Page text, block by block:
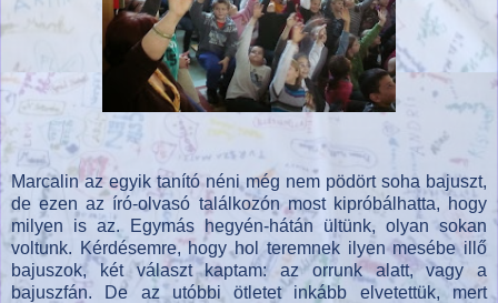
Marcalin az egyik tanító néni még nem pödört soha bajuszt,
de ezen az író-olvasó találkozón most kipróbálhatta, hogy
milyen is az. Egymás hegyén-hátán ültünk, olyan sokan
voltunk. Kérdésemre, hogy hol teremnek ilyen mesébe illő
bajuszok, két választ kaptam: az orrunk alatt, vagy a
bajuszfán. De az utóbbi ötletet inkább elvetettük, mert